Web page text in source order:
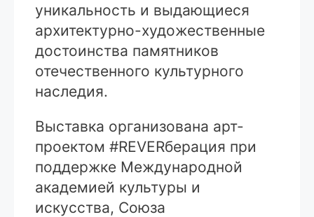
уникальность и выдающиеся
архитектурно-художественные
достоинства памятников
отечественного культурного
наследия.
Выставка организована арт-
проектом #REVERберация при
поддержке Международной
академией культуры и
искусства, Союза